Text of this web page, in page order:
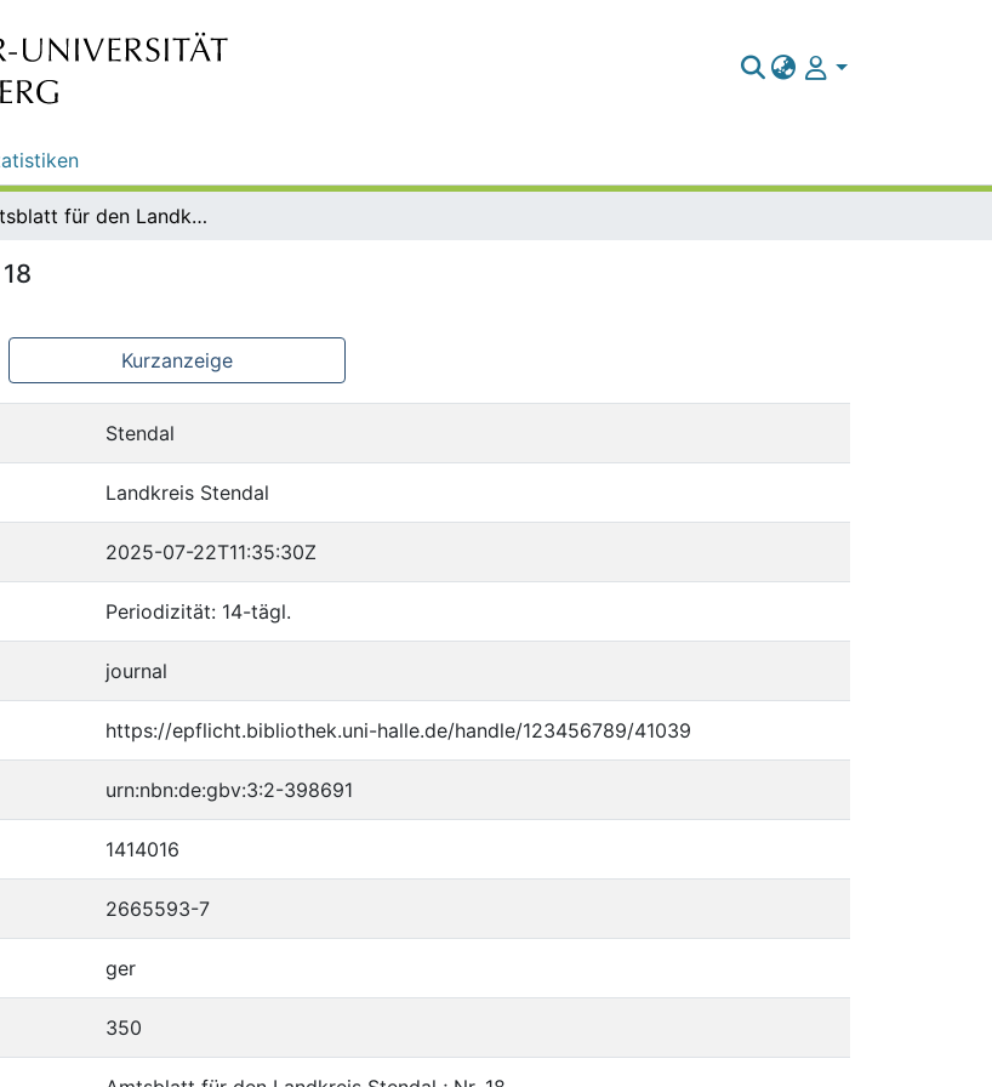
Amtsblatt für den Landkreis Stendal ; Nr. 18
Kurzanzeige
Stendal
Landkreis Stendal
2025-07-22T11:35:30Z
Periodizität: 14-tägl.
journal
https://epflicht.bibliothek.uni-halle.de/handle/123456789/41039
urn:nbn:de:gbv:3:2-398691
1414016
2665593-7
ger
350